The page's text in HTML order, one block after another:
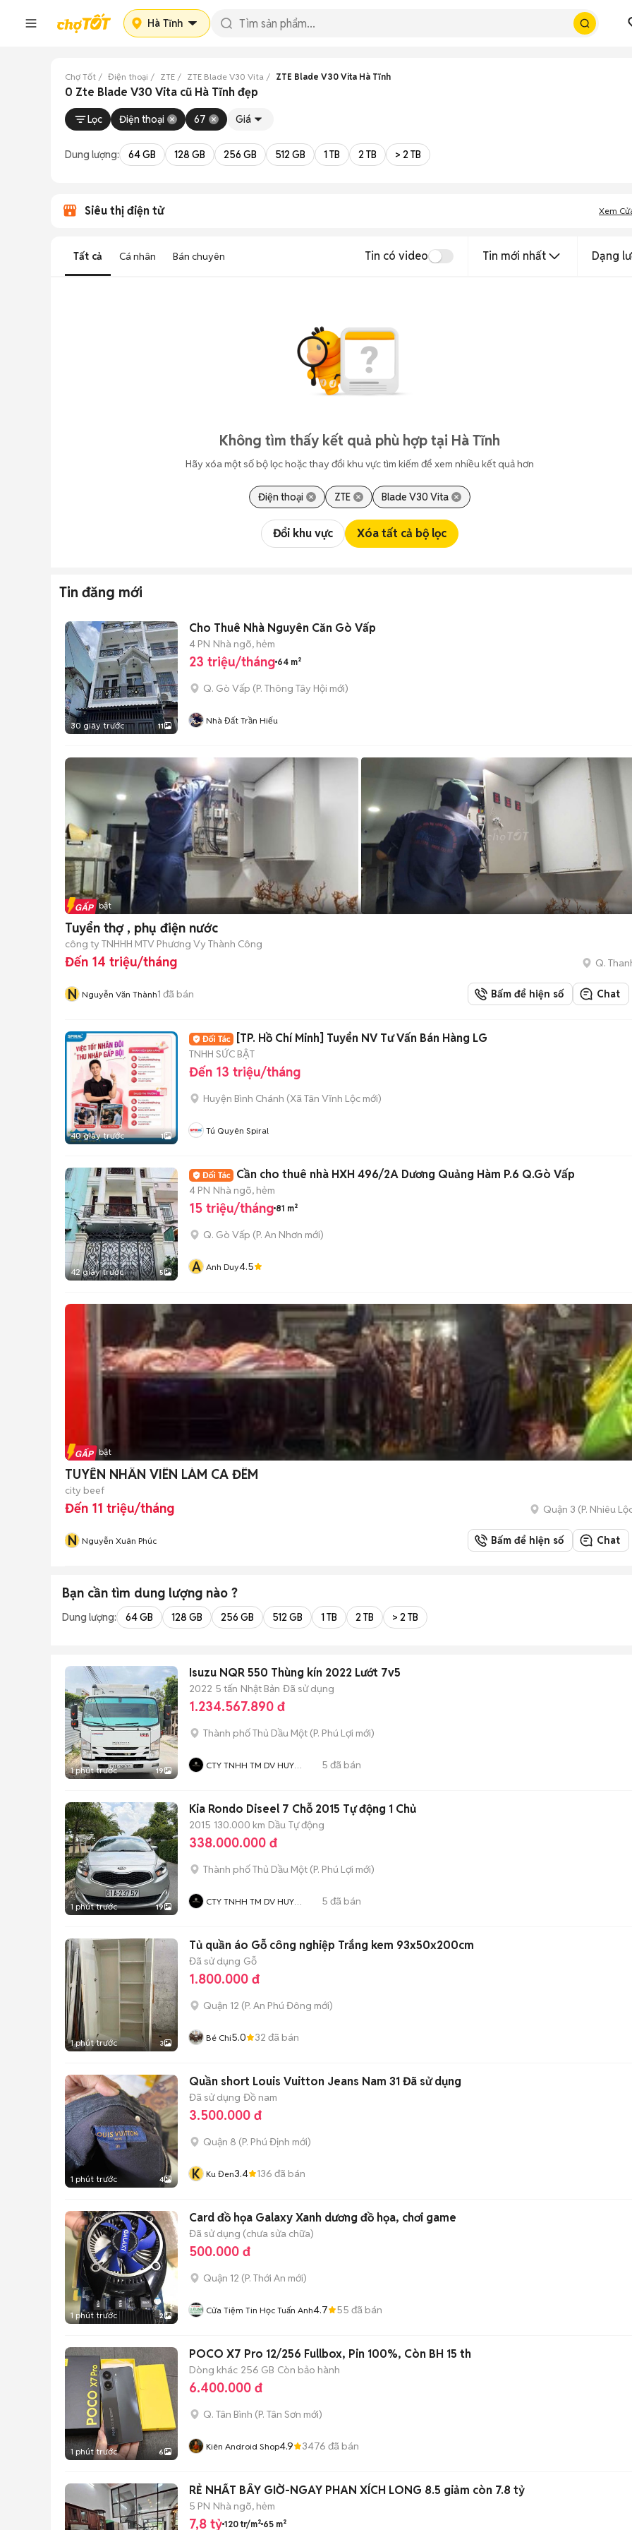
Hà Tĩnh
Chợ Tốt Điện thoại ZTE ZTE Blade V30 Vita ZTE Blade V30 Vita Hà Tĩnh
0 Zte Blade V30 Vita cũ Hà Tĩnh đẹp
Lọc Điện thoại 67 Giá
Dung lượng: 64 GB 128 GB 256 GB 512 GB 1 TB 2 TB > 2 TB
Siêu thị điện tử Xem
Tất cả Cá nhân Bán chuyên Tin có video Tin mới nhất Dạng
Không tìm thấy kết quả phù hợp tại Hà Tĩnh
Hãy xóa một số bộ lọc hoặc thay đổi khu vực tìm kiếm để xem nhiều kết quả hơn
Điện thoại ZTE Blade V30 Vita
Đổi khu vực Xóa tất cả bộ lọc
Tin đăng mới
30 giây trước 11
Cho Thuê Nhà Nguyên Căn Gò Vấp
4 PN Nhà ngõ, hẻm
23 triệu/tháng 64 m²
Q. Gò Vấp (P. Thông Tây Hội mới)
Nhà Đất Trần Hiếu
Tin nổi bật
Tuyển thợ , phụ điện nước
công ty TNHHH MTV Phương Vy Thành Công
Đến 14 triệu/tháng Q.
N Nguyễn Văn Thành1 đã bán Bấm để hiện số Chat
40 giây trước 1
[TP. Hồ Chí Minh] Tuyển NV Tư Vấn Bán Hàng LG
TNHH SỨC BẬT
Đến 13 triệu/tháng
Huyện Bình Chánh (Xã Tân Vĩnh Lộc mới)
Tú Quyên Spiral
42 giây trước 5
Cần cho thuê nhà HXH 496/2A Dương Quảng Hàm P.6 Q.Gò Vấp
4 PN Nhà ngõ, hẻm
15 triệu/tháng 81 m²
Q. Gò Vấp (P. An Nhơn mới)
A Anh Duy4.5
Tin nổi bật
TUYỂN NHÂN VIÊN LÀM CA ĐÊM
city beef
Đến 11 triệu/tháng Quận 3 (P. Nhiêu
N Nguyễn Xuân Phúc Bấm để hiện số Chat
Bạn cần tìm dung lượng nào ?
Dung lượng: 64 GB 128 GB 256 GB 512 GB 1 TB 2 TB > 2 TB
1 phút trước 19
Isuzu NQR 550 Thùng kín 2022 Lướt 7v5
2022 5 tấn Nhật Bản Đã sử dụng
1.234.567.890 đ
Thành phố Thủ Dầu Một (P. Phú Lợi mới)
CTY TNHH TM DV HUY
5 đã bán
1 phút trước 19
Kia Rondo Diseel 7 Chỗ 2015 Tự động 1 Chủ
2015 130.000 km Dầu Tự động
338.000.000 đ
Thành phố Thủ Dầu Một (P. Phú Lợi mới)
CTY TNHH TM DV HUY
5 đã bán
1 phút trước 3
Tủ quần áo Gỗ công nghiệp Trắng kem 93x50x200cm
Đã sử dụng Gỗ
1.800.000 đ
Quận 12 (P. An Phú Đông mới)
Bé Chi5.0 32 đã bán
1 phút trước 4
Quần short Louis Vuitton Jeans Nam 31 Đã sử dụng
Đã sử dụng Đồ nam
3.500.000 đ
Quận 8 (P. Phú Định mới)
K Ku Đen3.4 136 đã bán
1 phút trước 2
Card đồ họa Galaxy Xanh dương đồ họa, chơi game
Đã sử dụng (chưa sửa chữa)
500.000 đ
Quận 12 (P. Thới An mới)
Cửa Tiệm Tin Học Tuấn Anh4.7 55 đã bán
1 phút trước 6
POCO X7 Pro 12/256 Fullbox, Pin 100%, Còn BH 15 th
Dòng khác 256 GB Còn bảo hành
6.400.000 đ
Q. Tân Bình (P. Tân Sơn mới)
Kiên Android Shop4.9 3476 đã bán
RẺ NHẤT BÂY GIỜ-NGAY PHAN XÍCH LONG 8.5 giảm còn 7.8 tỷ
5 PN Nhà ngõ, hẻm
7,8 tỷ 120 tr/m² 65 m²